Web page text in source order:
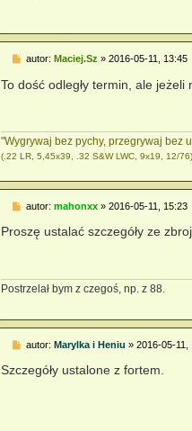
P
s
t
autor: Maciej.Sz » 2016-05-11, 13:45
To dość odległy termin, ale
"Wygrywaj bez pychy, przegrywaj bez
(.22 LR, 5,45x39, .32 S&W LWC, 9x19, 12/76)
P
s
autor: mahonxx» 2016-05-11, 15:23
Proszę ustalać szczegóły ze
Postrzelał bym z czegoś, np. z 88.
P
s
autor: Marylka i Heniu » 2016-05-11,
Szczegóły ustalone z fortem.